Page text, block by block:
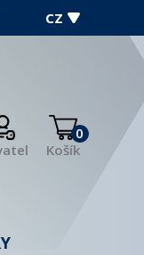
CZ
0
Košík